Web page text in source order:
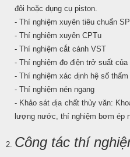
đôi hoặc dụng cụ piston.
- Thí nghiệm xuyên tiêu chuẩn
- Thí nghiệm xuyên CPTu
- Thí nghiệm cắt cánh VST
- Thí nghiệm đo điện trở suất của
- Thí nghiệm xác định hệ số
- Thí nghiệm nén ngang
- Khảo sát địa chất thủy văn:
lượng nước, thí nghiệm bơm ép
Công tác thí